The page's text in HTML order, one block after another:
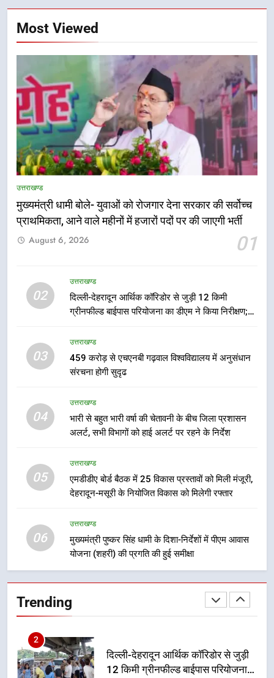
Most Viewed
उत्तराखण्ड
मुख्यमंत्री धामी बोले- युवाओं को रोजगार देना सरकार की सर्वोच्च
प्राथमिकता, आने वाले महीनों में हजारों पदों पर की जाएगी भर्ती
01
August 6, 2026
02
उत्तराखण्ड
दिल्ली-देहरादून आर्थिक कॉरिडोर से जुड़ी 12 किमी
ग्रीनफील्ड बाईपास परियोजना का डीएम ने किया निरीक्षण;
सुरक्षा मानकों से कोई समझौता नहींः डीएम
03
उत्तराखण्ड
459 करोड़ से एचएनबी गढ़वाल विश्वविद्यालय में अनुसंधान
संरचना होगी सुदृढ
04
उत्तराखण्ड
भारी से बहुत भारी वर्षा की चेतावनी के बीच जिला प्रशासन
अलर्ट, सभी विभागों को हाई अलर्ट पर रहने के निर्देश
05
उत्तराखण्ड
एमडीडीए बोर्ड बैठक में 25 विकास प्रस्तावों को मिली मंजूरी,
देहरादून-मसूरी के नियोजित विकास को मिलेगी रफ्तार
06
उत्तराखण्ड
मुख्यमंत्री पुष्कर सिंह धामी के दिशा-निर्देशों में पीएम आवास
योजना (शहरी) की प्रगति की हुई समीक्षा
Trending
5
एमडीडीए बोर्ड बैठक में 25 विकास प्रस्तावों
नियोजित विकास को मिलेगी रफ्तार
उत्तराखण्ड
मुख्यमंत्री पुष्कर सिंह धामी के दिशा-निर्देशों
गिरफ्तार
उत्तराखण्ड
भारी बारिश का अलर्ट! 6 अगस्त को
देहरादून में स्कूल बंद
1
मुख्यमंत्री धामी बोले- युवाओं को रोजगार
भर्ती
दिल्ली-देहरादून आर्थिक कॉरिडोर से जुड़ी
12 किमी ग्रीनफील्ड बाईपास परियोजना
का डीएम ने किया निरीक्षण; समयबद्ध एवं
नहींः डीएम
3
459 करोड़ से एचएनबी गढ़वाल
विश्वविद्यालय में अनुसंधान संरचना होगी